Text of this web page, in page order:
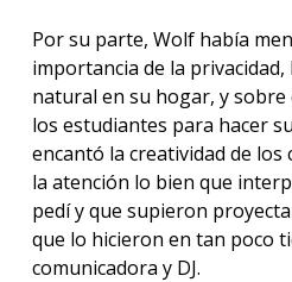
Por su parte, Wolf había
importancia de la
natural en su hogar, y
los estudiantes para hacer
encantó la creatividad de los
la atención lo bien que
pedí y que supieron
que lo hicieron en tan poco
comunicadora y DJ.